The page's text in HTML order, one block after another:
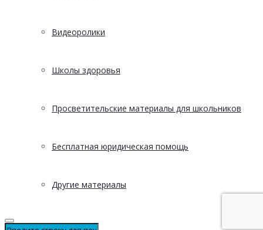
Видеоролики
Школы здоровья
Просветительские материалы для школьников
Бесплатная юридическая помощь
Другие материалы